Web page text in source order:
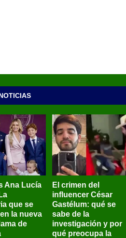
Ana Lucía
que se
la nueva
de
El crimen del
influencer César
Gastélum: qué se
sabe de la
investigación y por
qué preocupa la